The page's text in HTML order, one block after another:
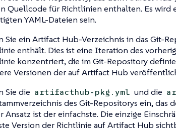
Quellcode für Richtlinien enthalten. Es wird
YAML-Dateien sein.
Sie ein Artifact Hub-Verzeichnis in das Git-
enthält. Dies ist eine Iteration des
konzentriert, die im Git-Repository
Versionen der auf Artifact Hub
Sie die artifacthub-pkg.yml und die
des Git-Repositorys ein,
Ansatz ist der einfachste. Die einzige
Version der Richtlinie auf Artifact Hub